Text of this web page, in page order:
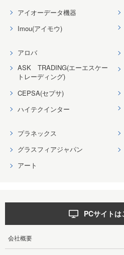
アイオーデータ機器
Imou(アイモウ)
アロバ
ASK TRADING(エーエスケー
トレーディング)
CEPSA(セプサ)
ハイテクインター
プラネックス
グラスフィアジャパン
アート
PCサイトは
会社概要